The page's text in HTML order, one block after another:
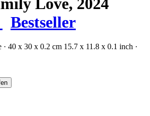
Bestseller
· 40 x 30 x 0.2 cm 15.7 x 11.8 x 0.1 inch ·